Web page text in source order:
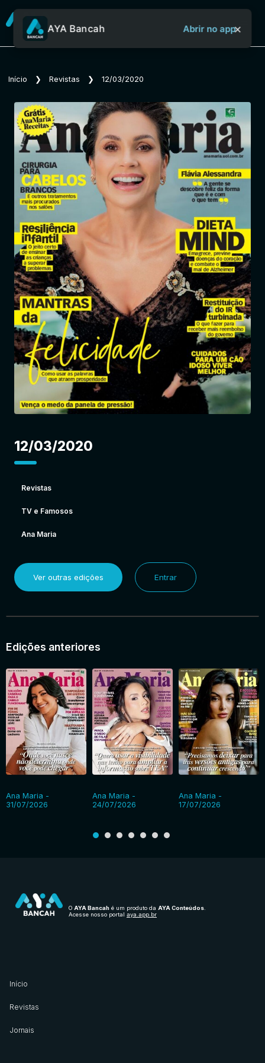
Sobre o Aya Bancah
Início
Revistas
Jornais
Notícias
Entrar
AYA Bancah Abrir no app×
Início ❯ Revistas ❯ 12/03/2020
12/03/2020
Revistas
TV e Famosos
Ana Maria
Ver outras edições Entrar
Edições anteriores
Ana Maria -
31/07/2026
Ana Maria -
24/07/2026
Ana Maria -
17/07/2026
O AYA Bancah é um produto da AYA Conteúdos
Acesse nosso portal aya.app.br
Início
Revistas
Jornais